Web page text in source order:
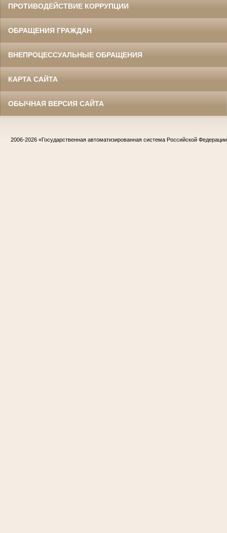
ПРОТИВОДЕЙСТВИЕ КОРРУПЦИИ
ОБРАЩЕНИЯ ГРАЖДАН
ВНЕПРОЦЕССУАЛЬНЫЕ ОБРАЩЕНИЯ
КАРТА САЙТА
ОБЫЧНАЯ ВЕРСИЯ САЙТА
2006-2026 «Государственная автоматизированная система Российской